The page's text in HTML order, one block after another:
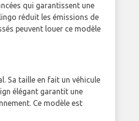
qui garantissent une
réduit les émissions de
peuvent louer ce modèle
Sa taille en fait un véhicule
élégant garantit une
Ce modèle est